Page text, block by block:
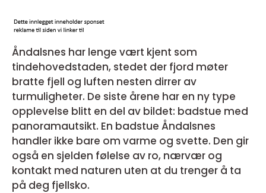
Åndalsnes har lenge vært kjent som
tindehovedstaden, stedet der fjord møter
bratte fjell og luften nesten dirrer av
turmuligheter. De siste årene har en ny type
opplevelse blitt en del av bildet: badstue med
panoramautsikt. En badstue Åndalsnes
handler ikke bare om varme og svette. Den gir
også en sjelden følelse av ro, nærvær og
kontakt med naturen uten at du trenger å ta
på deg fjellsko.